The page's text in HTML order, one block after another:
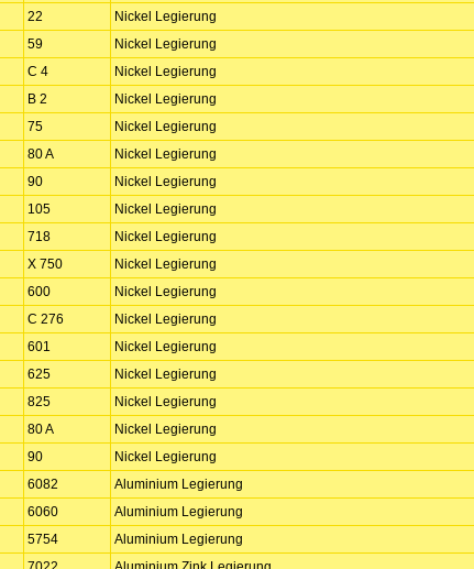
22
Nickel Legierung
59
Nickel Legierung
C 4
Nickel Legierung
B 2
Nickel Legierung
75
Nickel Legierung
80 A
Nickel Legierung
90
Nickel Legierung
105
Nickel Legierung
718
Nickel Legierung
X 750
Nickel Legierung
600
Nickel Legierung
C 276
Nickel Legierung
601
Nickel Legierung
625
Nickel Legierung
825
Nickel Legierung
80 A
Nickel Legierung
90
Nickel Legierung
6082
Aluminium Legierung
6060
Aluminium Legierung
5754
Aluminium Legierung